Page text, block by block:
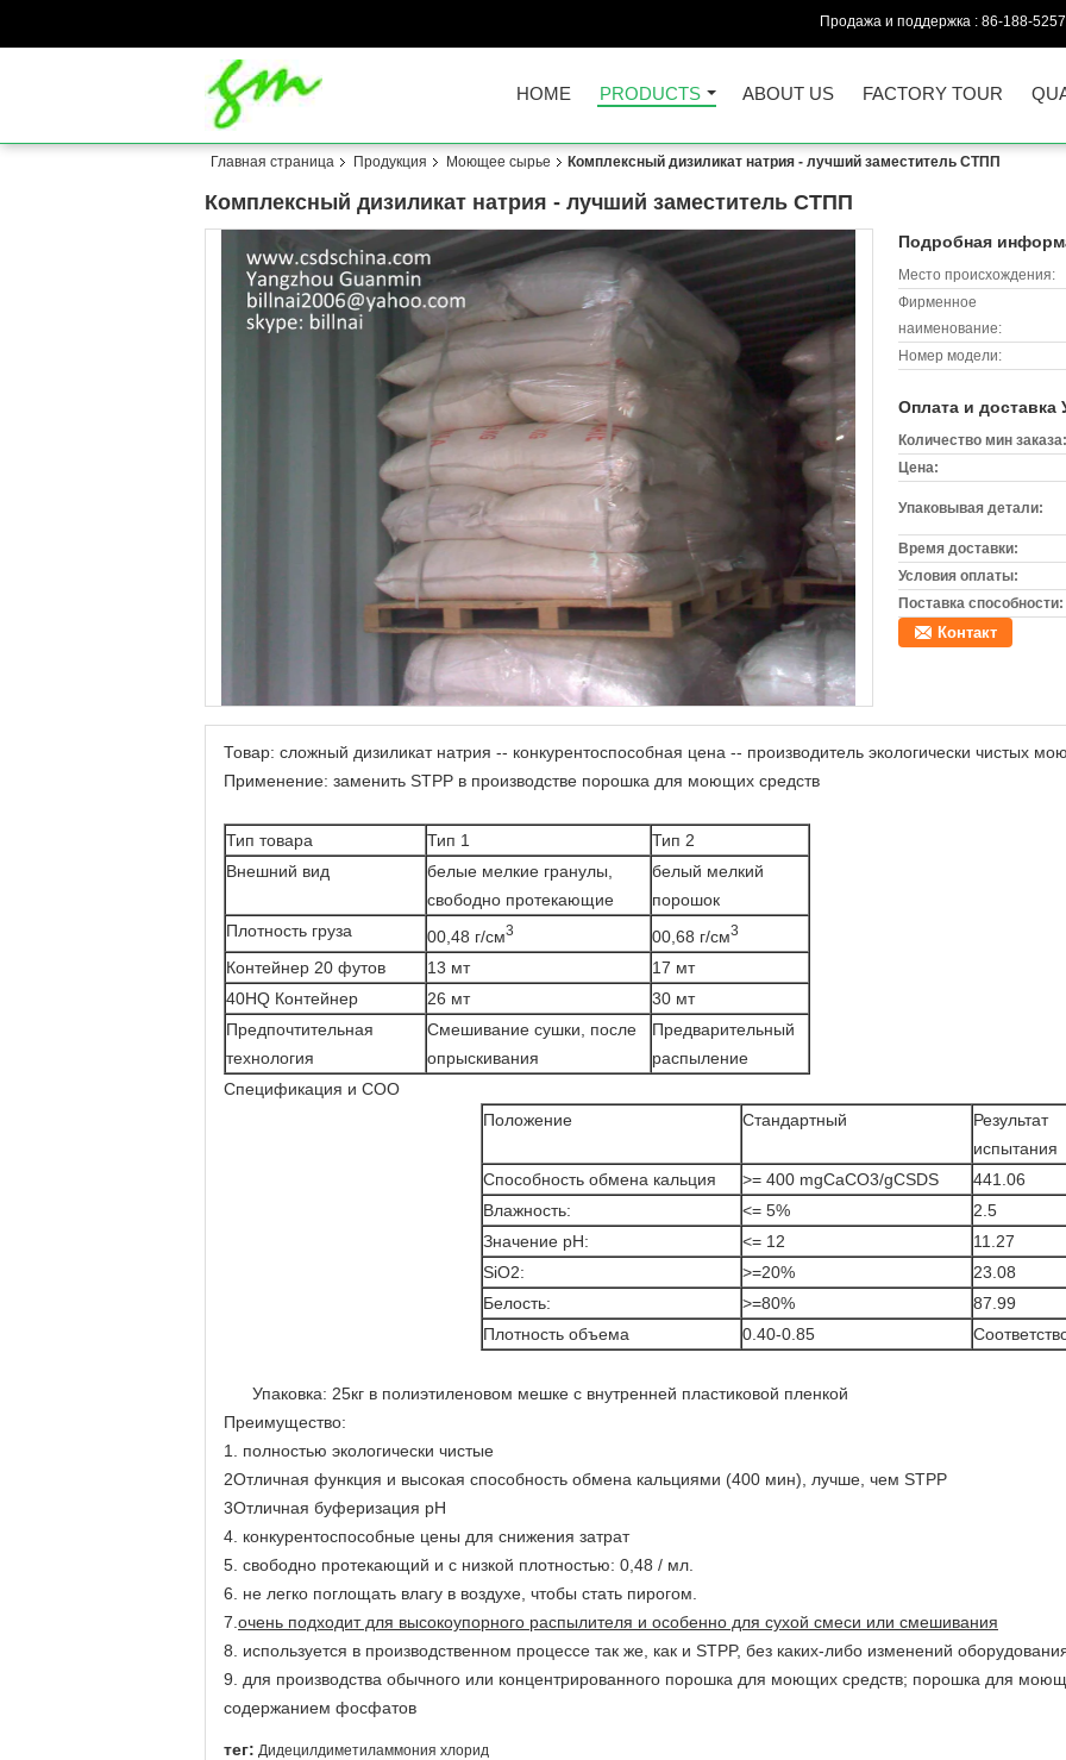
Продажа и поддержка : 86-188-
HOME PRODUCTS ABOUT US FACTORY TOUR
Главная страница Продукция Моющее сырье Комплексный дизиликат натрия - лучший заместитель СТПП
Комплексный дизиликат натрия - лучший заместитель СТПП
Подробная
Место происхождения:
Фирменное
наименование:
Номер модели:
Оплата и доставка
Количество мин заказа:
Цена:
Упаковывая детали:
Время доставки:
Условия оплаты:
Поставка способности:
Контакт
Товар: сложный дизиликат натрия -- конкурентоспособная цена -- производитель экологически чистых
Применение: заменить STPP в производстве порошка для моющих средств
Тип товара Тип 1
Тип 2
Внешний вид
белые мелкие гранулы,
свободно протекающие
белый мелкий
порошок
Плотность груза
00,48 г/см3 00,68 г/см3
Контейнер 20 футов 13 мт
17 мт
40HQ Контейнер
26 мт
30 мт
Предпочтительная
технология
Смешивание сушки, после
опрыскивания
Предварительный
распыление
Спецификация и СОО
Положение
Стандартный
Результат
испытания
Способность обмена кальция
>= 400 mgCaCO3/gCSDS
441.06
Влажность:
<= 5%
2.5
Значение pH:
<= 12
11.27
SiO2:
>=20%
23.08
Белость:
>=80%
87.99
Плотность объема
0.40-0.85
Упаковка: 25кг в полиэтиленовом мешке с внутренней пластиковой пленкой
Преимущество:
1. полностью экологически чистые
2Отличная функция и высокая способность обмена кальциями (400 мин), лучше, чем STPP
3Отличная буферизация pH
4. конкурентоспособные цены для снижения затрат
5. свободно протекающий и с низкой плотностью: 0,48 / мл.
6. не легко поглощать влагу в воздухе, чтобы стать пирогом.
7. очень подходит для высокоупорного распылителя и особенно для сухой смеси или смешивания
8. используется в производственном процессе так же, как и STPP, без каких-либо изменений
9. для производства обычного или концентрированного порошка для моющих средств; порошка для
содержанием фосфатов
тег: Дидецилдиметиламмония хлорид